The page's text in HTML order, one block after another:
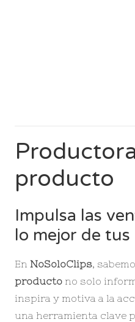
producto
Impulsa las
lo mejor de
En NoSoloClips,
producto no solo
inspira y motiva a la
una herramienta clave